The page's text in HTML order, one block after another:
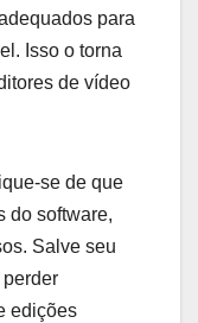
para
Isso o torna
de vídeo
se de que
do software,
Salve seu
edições